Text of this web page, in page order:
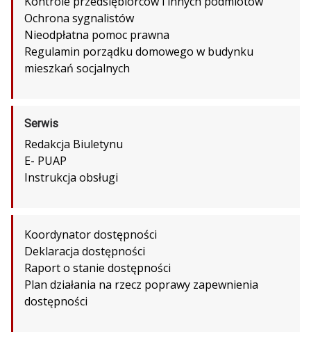
Ochrona sygnalistów
Nieodpłatna pomoc prawna
Regulamin porządku domowego w budynku
mieszkań socjalnych
Serwis
Redakcja Biuletynu
E- PUAP
Instrukcja obsługi
Koordynator dostępności
Deklaracja dostępności
Raport o stanie dostępności
Plan działania na rzecz poprawy zapewnienia
dostępności